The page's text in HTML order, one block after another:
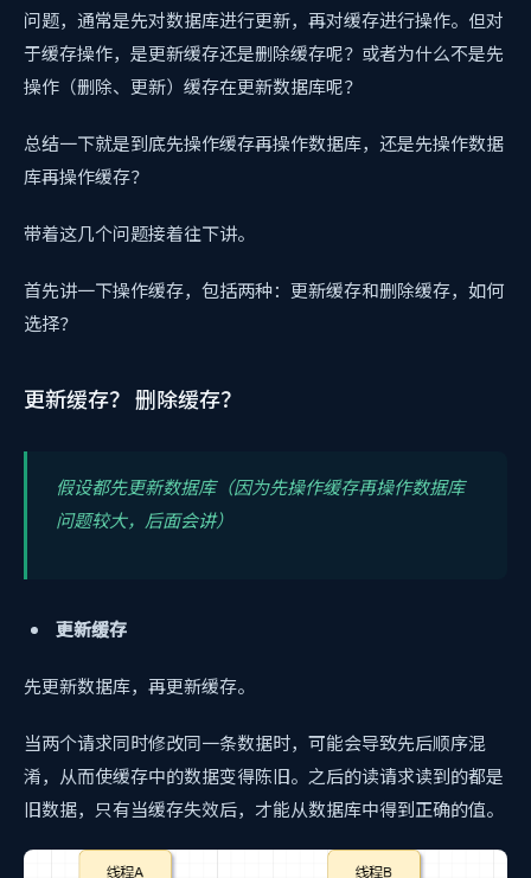
问题，通常是先对数据库进行更新，再对缓存进行操作。但对
于缓存操作，是更新缓存还是删除缓存呢？或者为什么不是先
操作（删除、更新）缓存在更新数据库呢？
总结一下就是到底先操作缓存再操作数据库，还是先操作数据
库再操作缓存？
带着这几个问题接着往下讲。
首先讲一下操作缓存，包括两种：更新缓存和删除缓存，如何
选择？
更新缓存？ 删除缓存？
假设都先更新数据库（因为先操作缓存再操作数据库
问题较大，后面会讲）
更新缓存
先更新数据库，再更新缓存。
当两个请求同时修改同一条数据时，可能会导致先后顺序混
淆，从而使缓存中的数据变得陈旧。之后的读请求读到的都是
旧数据，只有当缓存失效后，才能从数据库中得到正确的值。